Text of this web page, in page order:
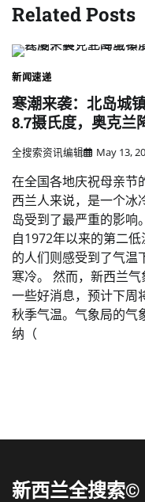
Related Posts
新闻速递
寒潮来袭：北岛城
8.7摄氏度，奥克兰
全搜索资讯编辑 May 13,
在全国各地庆祝母亲节
西兰人来说，是一个冰
岛受到了最严重的影响
自1972年以来的第二
的人们则感受到了气温
寒冷。 然而，新西兰
一些好消息，预计下周
秋季气温。气象局的气
纳（
新西兰全搜索©